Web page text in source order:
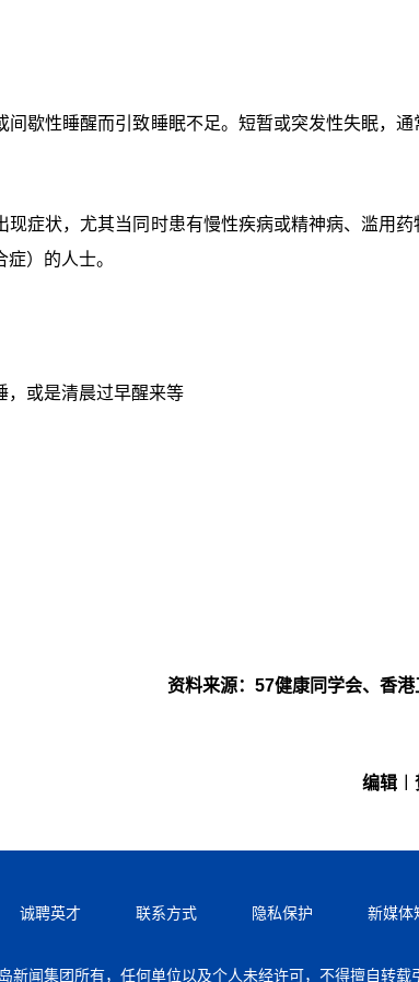
歇性睡醒而引致睡眠不足。短暂或突发性失眠，通
症状，尤其当同时患有慢性疾病或精神病、滥用药
）的人士。
，或是清晨过早醒来等
资料来源：57健康同学会、香港
编辑︱
诚聘英才 联系方式 隐私保护 新媒体
新闻集团所有，任何单位以及个人未经许可，不得擅自转载